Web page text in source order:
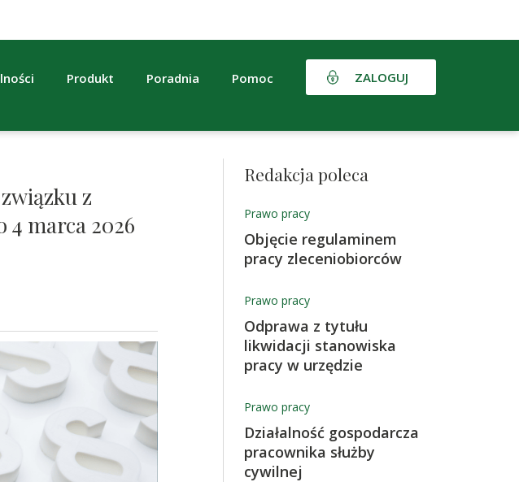
Produkt Poradnia Pomoc ZALOGUJ
z
marca 2026
Redakcja poleca
Prawo pracy
Objęcie regulaminem
pracy zleceniobiorców
Prawo pracy
Odprawa z tytułu
likwidacji stanowiska
pracy w urzędzie
Prawo pracy
Działalność gospodarcza
pracownika służby
cywilnej